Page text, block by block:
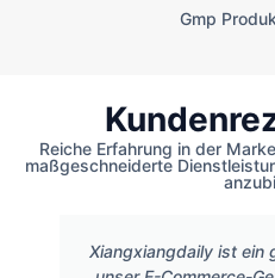
Gmp
Reiche Erfahrung in der
maßgeschneiderte
Xiangxiangdaily ist ein